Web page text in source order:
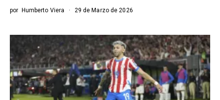
por Humberto Viera 29 de Marzo de 2026